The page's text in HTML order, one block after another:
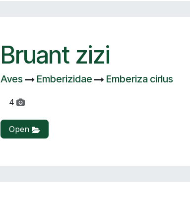
Bruant zizi
Aves Emberizidae Emberiza cirlus
4
Open